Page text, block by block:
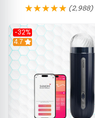
(2,988)
-32%
Hot
4.7